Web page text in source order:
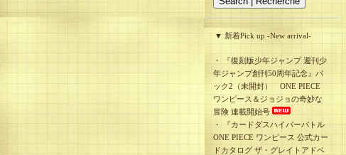
▼ 新着Pick up -New arrival-
・
『復刻版少年ジャンプ 週刊少
年ジャンプ創刊50周年記念』パ
ック2（未開封） ONE PIECE
ワンピース＆ジョジョの奇妙な
冒険 連載開始号
・
『カードダスハイパーバトル
ONE PIECE ワンピース 公式カー
ドカタログ ザ・グレイトアドベ